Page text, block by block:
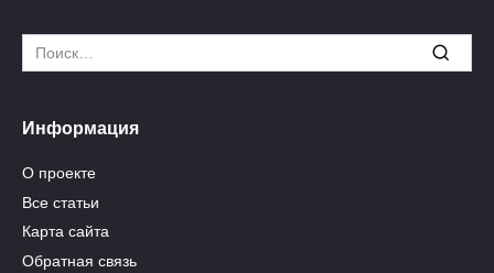
Search
for:
Информация
О проекте
Все статьи
Карта сайта
Обратная связь